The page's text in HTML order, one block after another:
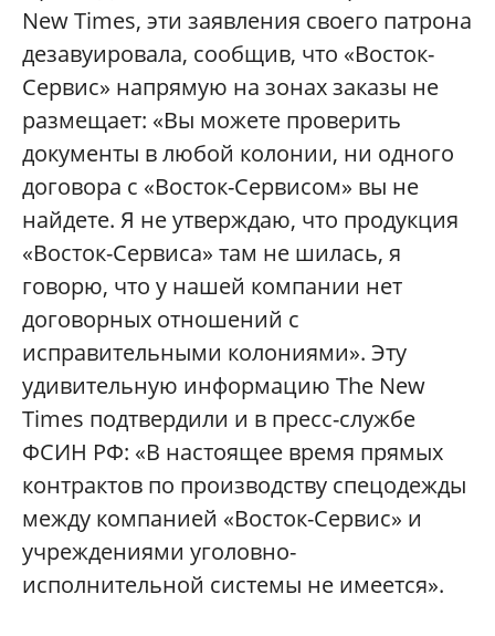
New Times, эти заявления своего патрона
дезавуировала, сообщив, что «Восток-
Сервис» напрямую на зонах заказы не
размещает: «Вы можете проверить
документы в любой колонии, ни одного
договора с «Восток-Сервисом» вы не
найдете. Я не утверждаю, что продукция
«Восток-Сервиса» там не шилась, я
говорю, что у нашей компании нет
договорных отношений с
исправительными колониями». Эту
удивительную информацию The New
Times подтвердили и в пресс-службе
ФСИН РФ: «В настоящее время прямых
контрактов по производству спецодежды
между компанией «Восток-Сервис» и
учреждениями уголовно-
исполнительной системы не имеется».